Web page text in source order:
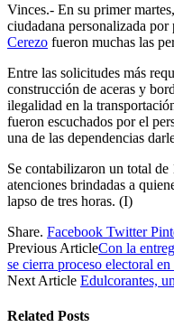
Vinces.- En su primer
ciudadana personalizada por
Cerezo fueron muchas las
Entre las solicitudes más
construcción de aceras y
ilegalidad en la
fueron escuchados por el
una de las dependencias
Se contabilizaron un total de
atenciones brindadas a
lapso de tres horas. (I)
Share. Facebook Twitter
Previous ArticleCon la
se cierra proceso electoral
Next Article Edulcorantes,
Related Posts